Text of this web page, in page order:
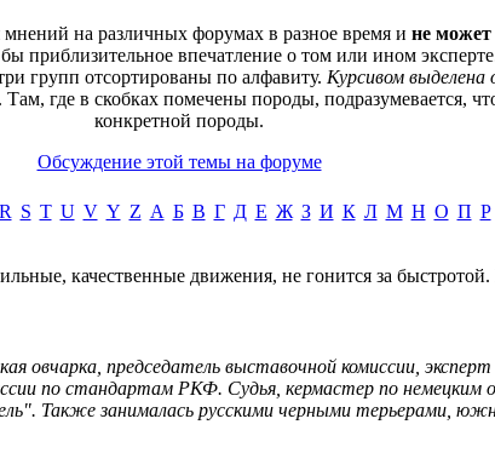
мнений на различных форумах в разное время и не может
приблизительное впечатление о том или ином
групп отсортированы по алфавиту. Курсивом
где в скобках помечены породы, подразумевается,
конкретной породы.
Обсуждение этой темы на форуме
R S T U V Y Z А Б В Г Д Е Ж З И К Л М Н О П Р
качественные движения, не гонится за
овчарка, председатель выставочной комиссии,
по стандартам РКФ. Судья, кермастер по немецким
Также занималась русскими черными терьерами,